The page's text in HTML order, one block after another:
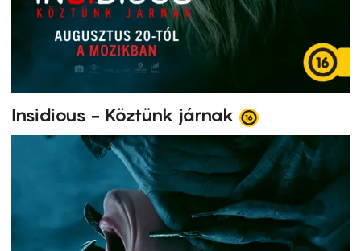
Insidious - Köztünk járnak